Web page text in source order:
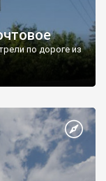
по дороге из